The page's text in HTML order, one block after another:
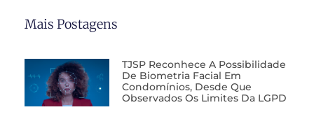
Mais Postagens
TJSP Reconhece A Possibilidade
De Biometria Facial Em
Condomínios, Desde Que
Observados Os Limites Da LGPD